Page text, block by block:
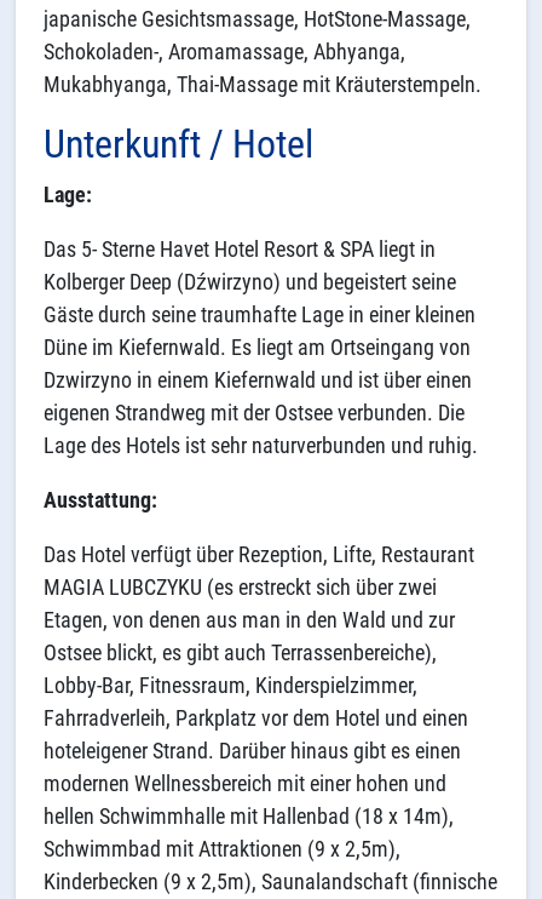
japanische Gesichtsmassage, HotStone-Massage,
Schokoladen-, Aromamassage, Abhyanga,
Mukabhyanga, Thai-Massage mit Kräuterstempeln.
Unterkunft / Hotel
Lage:
Das 5- Sterne Havet Hotel Resort & SPA liegt in
Kolberger Deep (Dźwirzyno) und begeistert seine
Gäste durch seine traumhafte Lage in einer kleinen
Düne im Kiefernwald. Es liegt am Ortseingang von
Dzwirzyno in einem Kiefernwald und ist über einen
eigenen Strandweg mit der Ostsee verbunden. Die
Lage des Hotels ist sehr naturverbunden und ruhig.
Ausstattung:
Das Hotel verfügt über Rezeption, Lifte, Restaurant
MAGIA LUBCZYKU (es erstreckt sich über zwei
Etagen, von denen aus man in den Wald und zur
Ostsee blickt, es gibt auch Terrassenbereiche),
Lobby-Bar, Fitnessraum, Kinderspielzimmer,
Fahrradverleih, Parkplatz vor dem Hotel und einen
hoteleigener Strand. Darüber hinaus gibt es einen
modernen Wellnessbereich mit einer hohen und
hellen Schwimmhalle mit Hallenbad (18 x 14m),
Schwimmbad mit Attraktionen (9 x 2,5m),
Kinderbecken (9 x 2,5m), Saunalandschaft (finnische